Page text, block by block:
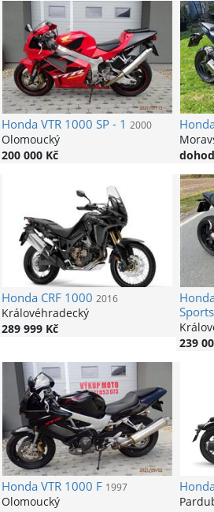
HondaVTR 1000 SP - 1 2000
Olomoucký
200 000 Kč
HondaCRF 1000 2016
Královéhradecký
289 999 Kč
Sports
239
HondaVTR 1000 F 1997
Olomoucký